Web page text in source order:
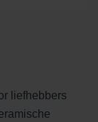
liefhebbers